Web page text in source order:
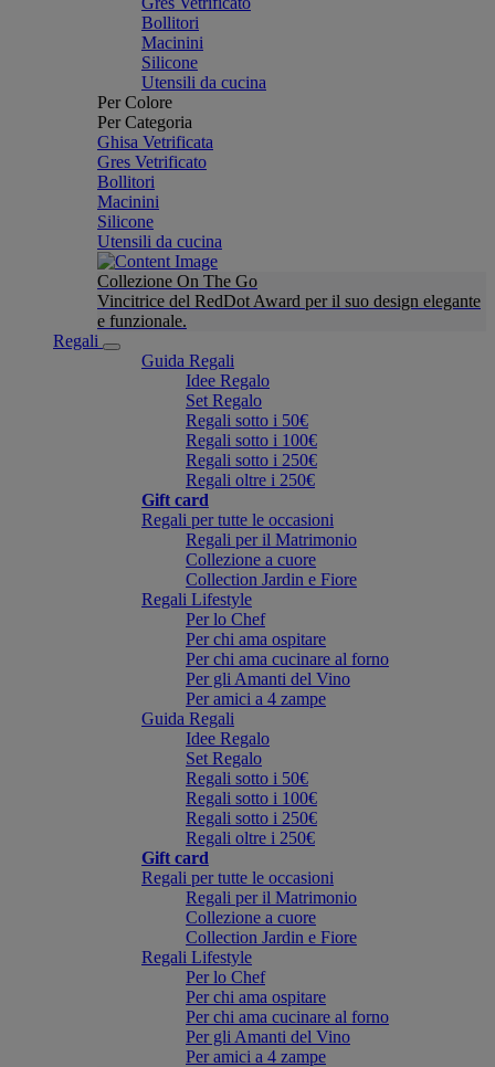
Bollitori
Macinini
Silicone
Utensili da cucina
Per Colore
Per Categoria
Ghisa Vetrificata
Gres Vetrificato
Bollitori
Macinini
Silicone
Utensili da cucina
Collezione On The Go
Vincitrice del RedDot Award per il suo design elegante
e funzionale.
Regali
Guida Regali
Idee Regalo
Set Regalo
Regali sotto i 50€
Regali sotto i 100€
Regali sotto i 250€
Regali oltre i 250€
Gift card
Regali per tutte le occasioni
Regali per il Matrimonio
Collezione a cuore
Collection Jardin e Fiore
Regali Lifestyle
Per lo Chef
Per chi ama ospitare
Per chi ama cucinare al forno
Per gli Amanti del Vino
Per amici a 4 zampe
Guida Regali
Idee Regalo
Set Regalo
Regali sotto i 50€
Regali sotto i 100€
Regali sotto i 250€
Regali oltre i 250€
Gift card
Regali per tutte le occasioni
Regali per il Matrimonio
Collezione a cuore
Collection Jardin e Fiore
Regali Lifestyle
Per lo Chef
Per chi ama ospitare
Per chi ama cucinare al forno
Per gli Amanti del Vino
Per amici a 4 zampe